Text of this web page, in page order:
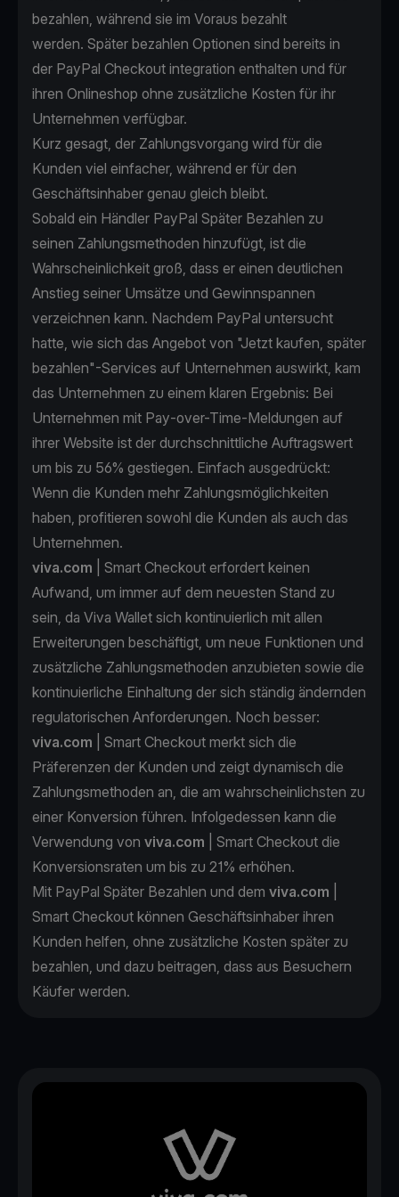
bezahlen, während sie im Voraus bezahlt
werden. Später bezahlen Optionen sind bereits in
der PayPal Checkout integration enthalten und für
ihren Onlineshop ohne zusätzliche Kosten für ihr
Unternehmen verfügbar.
Kurz gesagt, der Zahlungsvorgang wird für die
Kunden viel einfacher, während er für den
Geschäftsinhaber genau gleich bleibt.
Sobald ein Händler PayPal Später Bezahlen zu
seinen Zahlungsmethoden hinzufügt, ist die
Wahrscheinlichkeit groß, dass er einen deutlichen
Anstieg seiner Umsätze und Gewinnspannen
verzeichnen kann. Nachdem PayPal untersucht
hatte, wie sich das Angebot von "Jetzt kaufen, später
bezahlen"-Services auf Unternehmen auswirkt, kam
das Unternehmen zu einem klaren Ergebnis: Bei
Unternehmen mit Pay-over-Time-Meldungen auf
ihrer Website ist der durchschnittliche Auftragswert
um bis zu 56% gestiegen. Einfach ausgedrückt:
Wenn die Kunden mehr Zahlungsmöglichkeiten
haben, profitieren sowohl die Kunden als auch das
Unternehmen.
viva.com | Smart Checkout erfordert keinen
Aufwand, um immer auf dem neuesten Stand zu
sein, da Viva Wallet sich kontinuierlich mit allen
Erweiterungen beschäftigt, um neue Funktionen und
zusätzliche Zahlungsmethoden anzubieten sowie die
kontinuierliche Einhaltung der sich ständig ändernden
regulatorischen Anforderungen. Noch besser:
viva.com | Smart Checkout merkt sich die
Präferenzen der Kunden und zeigt dynamisch die
Zahlungsmethoden an, die am wahrscheinlichsten zu
einer Konversion führen. Infolgedessen kann die
Verwendung von viva.com | Smart Checkout die
Konversionsraten um bis zu 21% erhöhen.
Mit PayPal Später Bezahlen und dem viva.com
Smart Checkout können Geschäftsinhaber ihren
Kunden helfen, ohne zusätzliche Kosten später zu
bezahlen, und dazu beitragen, dass aus Besuchern
Käufer werden.